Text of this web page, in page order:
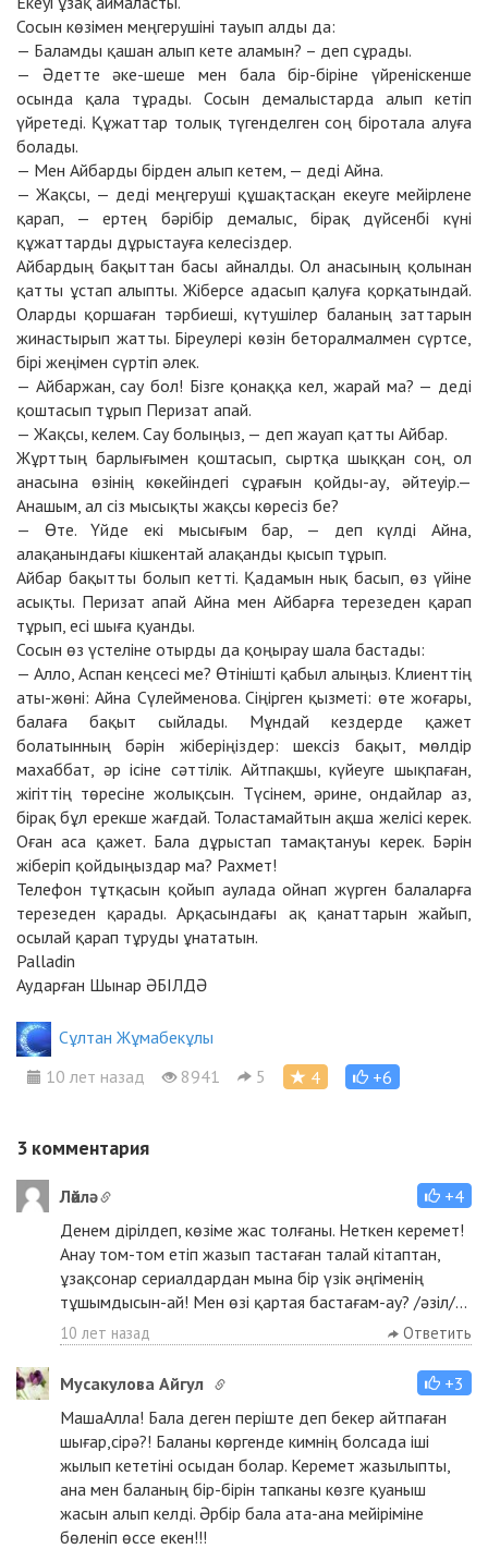
Сосын көзімен меңгерушіні тауып алды да:
— Баламды қашан алып кете аламын? – деп сұрады.
— Әдетте әке-шеше мен бала бір-біріне үйреніскенше
осында қала тұрады. Сосын демалыстарда алып кетіп
үйретеді. Құжаттар толық түгенделген соң біротала алуға
болады.
— Мен Айбарды бірден алып кетем, — деді Айна.
— Жақсы, — деді меңгеруші құшақтасқан екеуге мейірлене
қарап, — ертең бәрібір демалыс, бірақ дүйсенбі күні
құжаттарды дұрыстауға келесіздер.
Айбардың бақыттан басы айналды. Ол анасының қолынан
қатты ұстап алыпты. Жіберсе адасып қалуға қорқатындай.
Оларды қоршаған тәрбиеші, күтушілер баланың заттарын
жинастырып жатты. Біреулері көзін беторалмалмен сүртсе,
бірі жеңімен сүртіп әлек.
— Айбаржан, сау бол! Бізге қонаққа кел, жарай ма? — деді
қоштасып тұрып Перизат апай.
— Жақсы, келем. Сау болыңыз, — деп жауап қатты Айбар.
Жұрттың барлығымен қоштасып, сыртқа шыққан соң, ол
анасына өзінің көкейіндегі сұрағын қойды-ау, әйтеуір.—
Анашым, ал сіз мысықты жақсы көресіз бе?
— Өте. Үйде екі мысығым бар, — деп күлді Айна,
алақанындағы кішкентай алақанды қысып тұрып.
Айбар бақытты болып кетті. Қадамын нық басып, өз үйіне
асықты. Перизат апай Айна мен Айбарға терезеден қарап
тұрып, есі шыға қуанды.
Сосын өз үстеліне отырды да қоңырау шала бастады:
— Алло, Аспан кеңсесі ме? Өтінішті қабыл алыңыз. Клиенттің
аты-жөні: Айна Сүлейменова. Сіңірген қызметі: өте жоғары,
балаға бақыт сыйлады. Мұндай кездерде қажет
болатынның бәрін жіберіңіздер: шексіз бақыт, мөлдір
махаббат, әр ісіне сәттілік. Айтпақшы, күйеуге шықпаған,
жігіттің төресіне жолықсын. Түсінем, әрине, ондайлар аз,
бірақ бұл ерекше жағдай. Толастамайтын ақша желісі керек.
Оған аса қажет. Бала дұрыстап тамақтануы керек. Бәрін
жіберіп қойдыңыздар ма? Рахмет!
Телефон тұтқасын қойып аулада ойнап жүрген балаларға
терезеден қарады. Арқасындағы ақ қанаттарын жайып,
осылай қарап тұруды ұнататын.
Palladin
Аударған Шынар ӘБІЛДӘ
Сұлтан Жұмабекұлы
10 лет назад
8941 5 4 +6
3 комментария
Ләйлә
+4
Денем дірілдеп, көзіме жас толғаны. Неткен керемет!
Анау том-том етіп жазып тастаған талай кітаптан,
ұзақсонар сериалдардан мына бір үзік әңгіменің
тұшымдысын-ай! Мен өзі қартая бастағам-ау? /әзіл/...
10 лет назад Ответить
Мусакулова Айгул
+3
МашаАлла! Бала деген періште деп бекер айтпаған
шығар,сірә?! Баланы көргенде кимнің болсада іші
жылып кететіні осыдан болар. Керемет жазылыпты,
ана мен баланың бір-бірін тапканы көзге қуаныш
жасын алып келді. Әрбір бала ата-ана мейіріміне
бөленіп өссе екен!!!